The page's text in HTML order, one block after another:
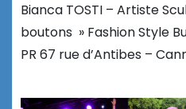
Bianca TOSTI – Artiste
boutons » Fashion Style
PR 67 rue d’Antibes –